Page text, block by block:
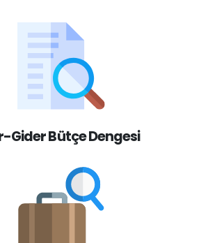
Gider Bütçe Dengesi